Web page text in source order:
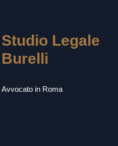
Studio Legale
Burelli
Avvocato in Roma